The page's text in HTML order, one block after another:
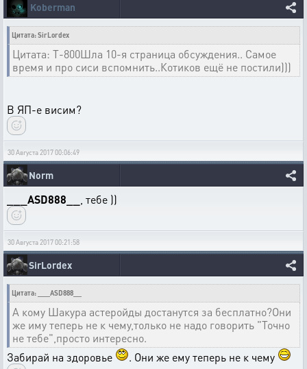
Koberman
Цитата: SirLordex
Цитата: T-800Шла 10-я страница обсуждения.. Самое
время и про сиси вспомнить..Котиков ещё не постили)))
В ЯП-е висим?
30 Августа 2017 00:06:49
Norm
___ASD888__ , тебе ))
30 Августа 2017 00:21:58
SirLordex
Цитата: ___ASD888__
А кому Шакура астеройды достанутся за бесплатно?Они
же иму теперь не к чему,только не надо говорить "Точно
не тебе",просто интересно.
Забирай на здоровье
. Они же ему теперь не к чему